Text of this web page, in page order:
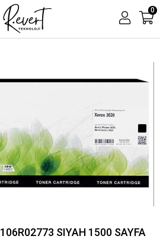
0
SIYAH 1500 SAYFA